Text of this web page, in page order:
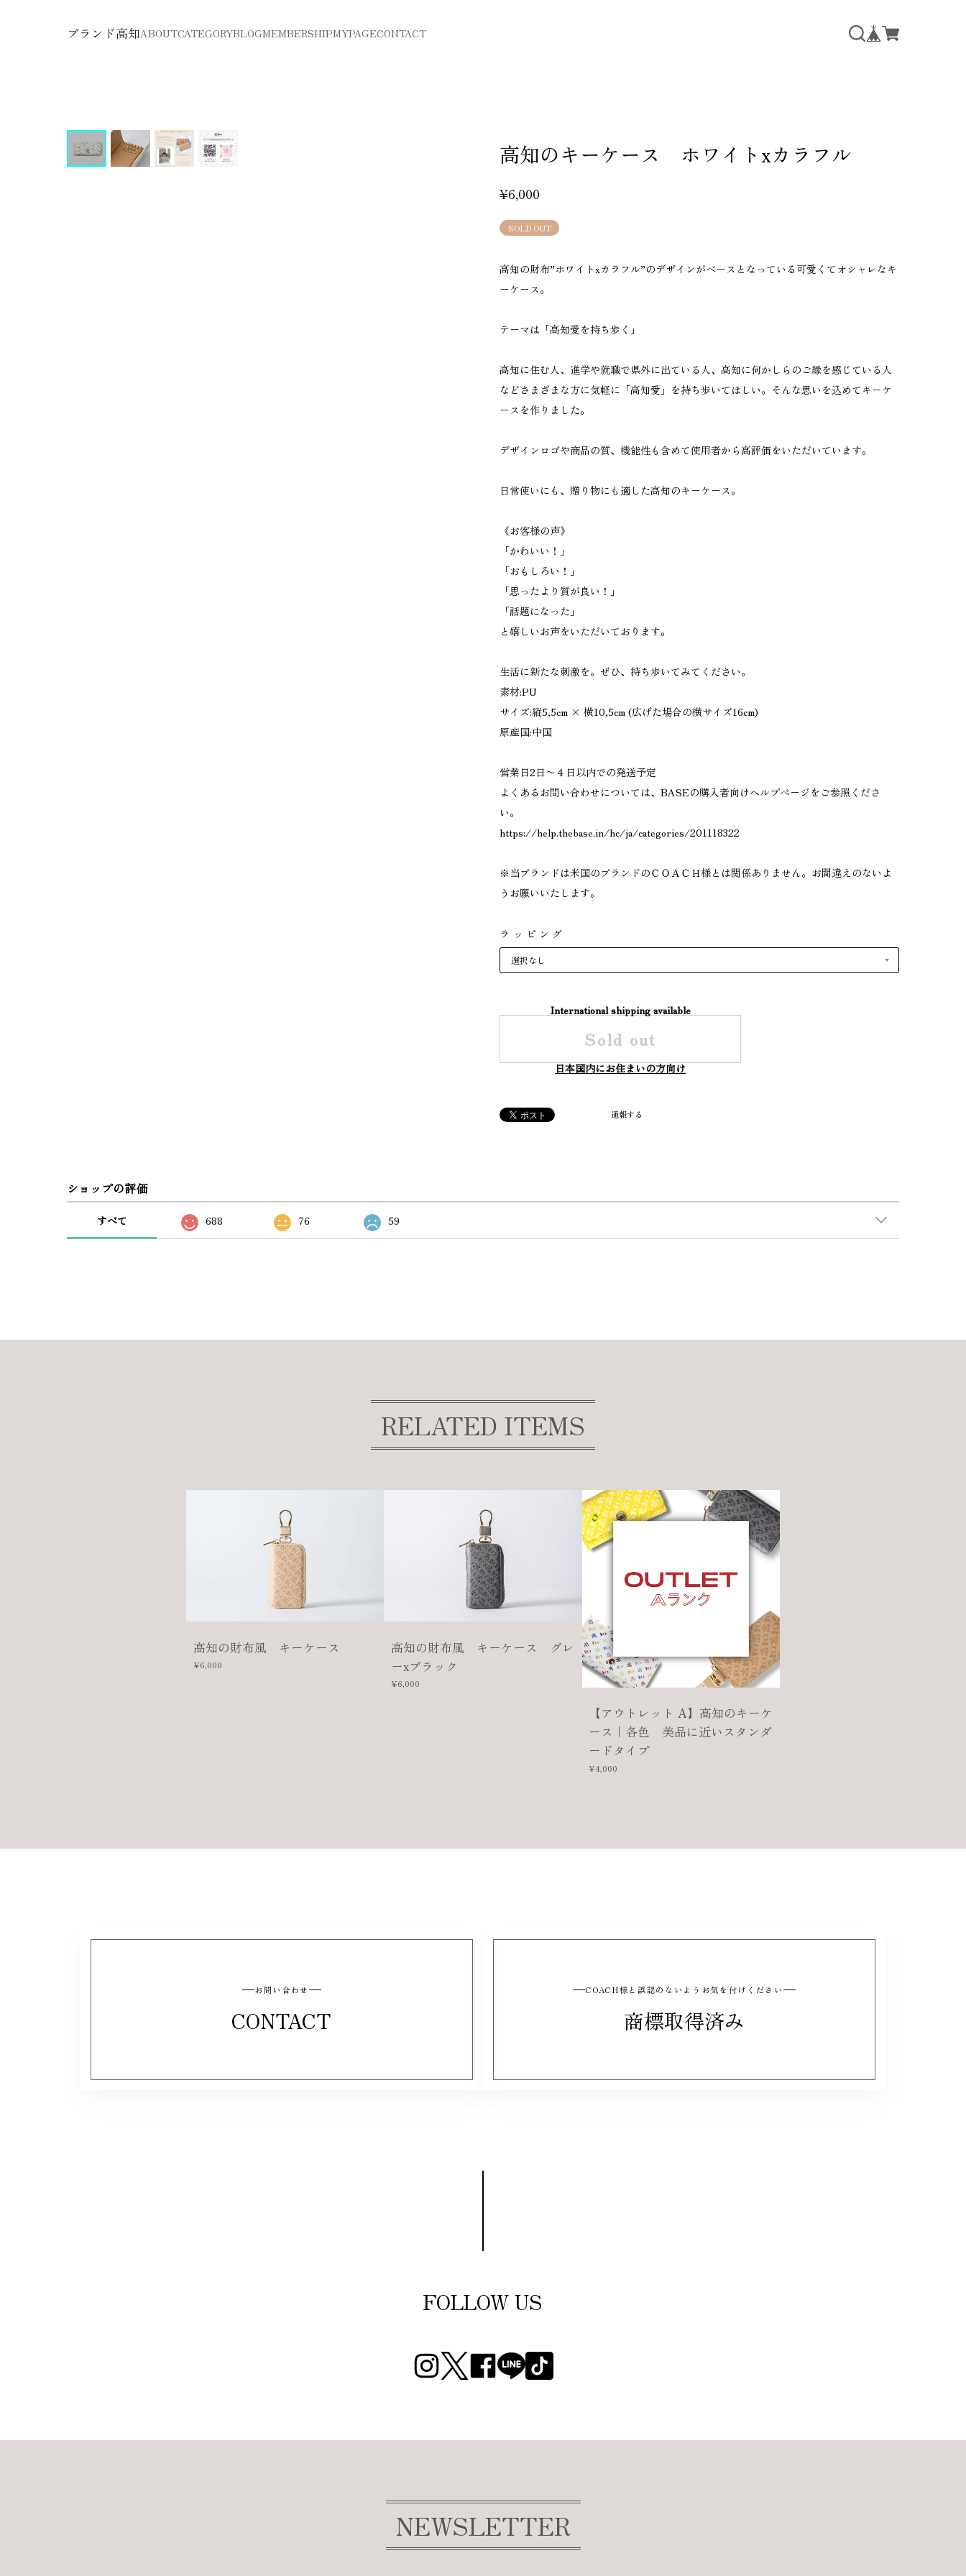
ブランド高知ABOUTCATEGORYBLOGMEMBERSHIPMYPAGECONTACT
高知のキーケース ホワイトxカラフル
¥6,000
SOLD OUT
高知の財布”ホワイトxカラフル”のデザインがベースとなっている可愛くてオシャレなキ
ーケース。
テーマは「高知愛を持ち歩く」
高知に住む人、進学や就職で県外に出ている人、高知に何かしらのご縁を感じている人
などさまざまな方に気軽に「高知愛」を持ち歩いてほしい。そんな思いを込めてキーケ
ースを作りました。
デザインロゴや商品の質、機能性も含めて使用者から高評価をいただいています。
日常使いにも、贈り物にも適した高知のキーケース。
《お客様の声》
「かわいい！」
「おもしろい！」
「思ったより質が良い！」
「話題になった」
と嬉しいお声をいただいております。
生活に新たな刺激を。ぜひ、持ち歩いてみてください。
素材:PU
サイズ:縦5,5cm × 横10,5cm (広げた場合の横サイズ16cm)
原産国:中国
営業日2日〜４日以内での発送予定
よくあるお問い合わせについては、BASEの購入者向けヘルプページをご参照くださ
い。
https://help.thebase.in/hc/ja/categories/201118322
※当ブランドは米国のブランドのＣＯＡＣＨ様とは関係ありません。お間違えのないよ
うお願いいたします。
ラッピング
International shipping available
Sold out
日本国内にお住まいの方向け
通報する
ショップの評価
すべて 688 76 59
RELATED ITEMS
高知の財布風 キーケース
¥6,000
高知の財布風 キーケース グレ
ーxブラック
¥6,000
【アウトレット A】高知のキーケ
ース｜各色 美品に近いスタンダ
ードタイプ
¥4,000
お問い合わせ
CONTACT
COACH様と誤認のないようお気を付けください
商標取得済み
FOLLOW US
NEWSLETTER